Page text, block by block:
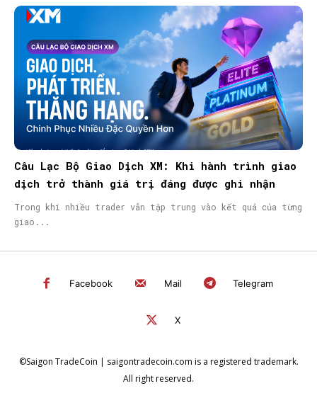
Câu Lạc Bộ Giao Dịch XM: Khi hành trình giao
dịch trở thành giá trị đáng được ghi nhận
Trong khi nhiều trader vẫn tập trung vào kết quả của từng
giao...
Facebook Mail Telegram
X
©Saigon TradeCoin | saigontradecoin.com is a registered trademark.
All right reserved.